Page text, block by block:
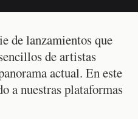
de lanzamientos que
de artistas
actual. En este
a nuestras plataformas